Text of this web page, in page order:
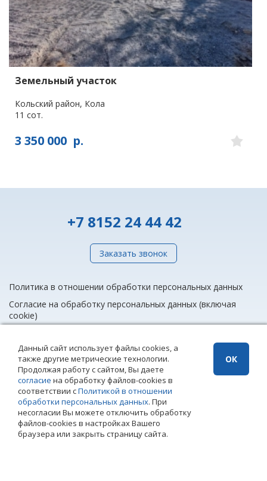
Земельный участок
Кольский район, Кола
11 сот.
3 350 000 р.
+7 8152 24 44 42
Заказать звонок
Политика в отношении обработки персональных данных
Согласие на обработку персональных данных (включая
cookie)
info@rieltnet.ru
© 2005 - 2026 ООО Агентство недвижимости «Риэлт» Мурманск, ул.
Полярные Зори, 20, офис 1, телефон единой линии недвижимости
(8152) 24 44 42,
Использование материалов возможно только при установке прямой
ссылки на страницу-источник. Использование сайта означает
согласие сПолитикой конфиденциальности
недвижимости «Риэлт»
Данный сайт использует файлы cookies, а
также другие метрические технологии.
Продолжая работу с сайтом, Вы даете
согласие на обработку файлов-cookies в
соответствии сПолитикой в отношении
обработки персональных данных. При
несогласии Вы можете отключить обработку
файлов-cookies в настройках Вашего
браузера или закрыть страницу сайта.
ОК